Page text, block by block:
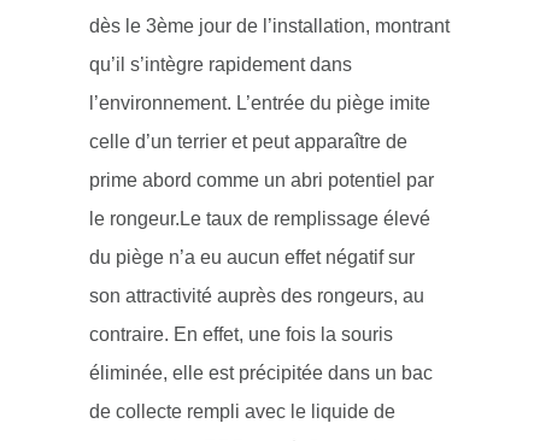
dès le 3ème jour de l’installation, montrant
qu’il s’intègre rapidement dans
l’environnement. L’entrée du piège imite
celle d’un terrier et peut apparaître de
prime abord comme un abri potentiel par
le rongeur.Le taux de remplissage élevé
du piège n’a eu aucun effet négatif sur
son attractivité auprès des rongeurs, au
contraire. En effet, une fois la souris
éliminée, elle est précipitée dans un bac
de collecte rempli avec le liquide de